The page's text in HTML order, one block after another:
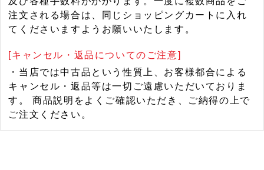
注文される場合は、同じショッピングカートに入れ
てくださいますようお願いいたします。
[キャンセル・返品についてのご注意]
・当店では中古品という性質上、お客様都合による
キャンセル・返品等は一切ご遠慮いただいておりま
す。 商品説明をよくご確認いただき、ご納得の上で
ご注文ください。